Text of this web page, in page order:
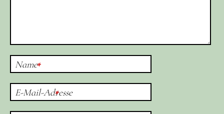
Name*
E-Mail-Adresse
*